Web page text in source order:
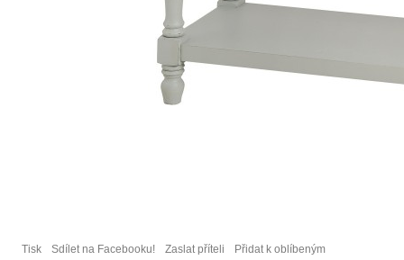
Tisk Sdílet na Facebooku! Zaslat příteli Přidat k oblíbeným